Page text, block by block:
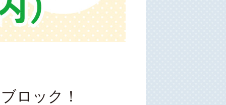
ロック！